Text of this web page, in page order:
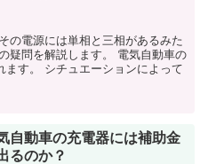
の電源には単相と三相があるみた
疑問を解説します。 電気自動車の
ます。 シチュエーションによって
自動車の充電器には補助金
るのか？